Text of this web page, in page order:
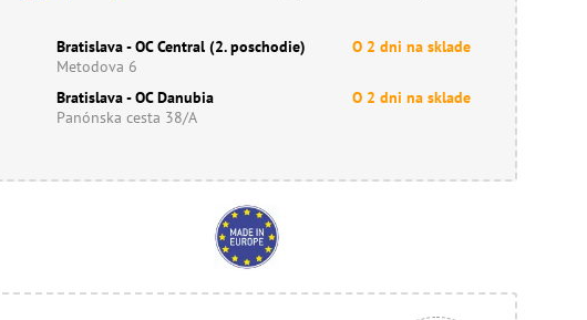
Bratislava - OC Central (2. poschodie)
Metodova 6
O 2 dni na sklade
Bratislava - OC Danubia
Panónska cesta 38/A
O 2 dni na sklade